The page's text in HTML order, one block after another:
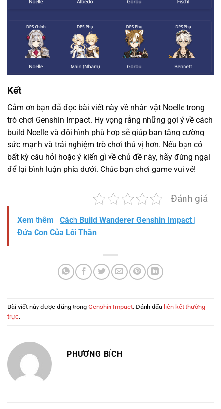
Kết
Cảm ơn bạn đã đọc bài viết này về nhân vật Noelle trong
trò chơi Genshin Impact. Hy vọng rằng những gợi ý về cách
build Noelle và đội hình phù hợp sẽ giúp bạn tăng cường
sức mạnh và trải nghiệm trò chơi thú vị hơn. Nếu bạn có
bất kỳ câu hỏi hoặc ý kiến ​​gì về chủ đề này, hãy đừng ngại
để lại bình luận phía dưới. Chúc bạn chơi game vui vẻ!
Đánh giá
Xem thêm
Cách Build Wanderer Genshin Impact |
Đứa Con Của Lôi Thần
Bài viết này được đăng trong Genshin Impact. Đánh dấu liên kết thường
trực.
PHƯƠNG BÍCH